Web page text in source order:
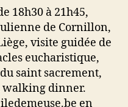
18h30 à 21h45,
de Cornillon,
visite guidée de
eucharistique,
saint sacrement,
walking dinner.
en